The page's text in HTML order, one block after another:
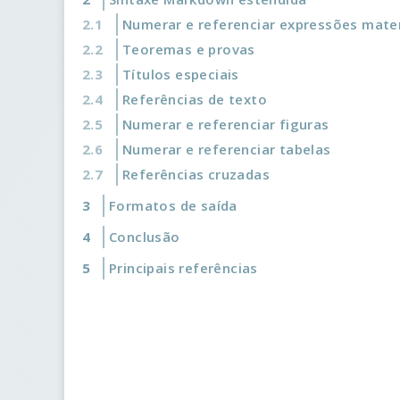
Numerar e referenciar expressões
Teoremas e provas
Títulos especiais
Referências de texto
Numerar e referenciar figuras
Numerar e referenciar tabelas
Referências cruzadas
Formatos de saída
Conclusão
Principais referências